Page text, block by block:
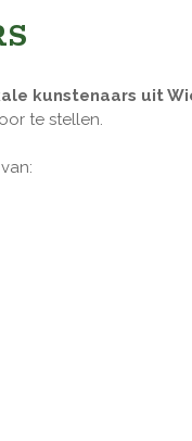
kunstenaars uit
te stellen.